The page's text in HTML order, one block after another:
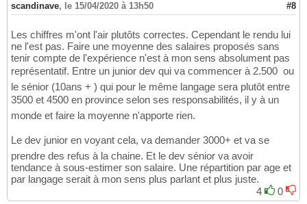
scandinave, le 15/04/2020 à 13h50 #8
Les chiffres m'ont l'air plutôts correctes. Cependant le rendu lui
ne l'est pas. Faire une moyenne des salaires proposés sans
tenir compte de l'expérience n'est à mon sens absolument pas
représentatif. Entre un junior dev qui va commencer à 2.500  ou
le sénior (10ans + ) qui pour le même langage sera plutôt entre
3500 et 4500 en province selon ses responsabilités, il y à un
monde et faire la moyenne n'apporte rien.
Le dev junior en voyant cela, va demander 3000+ et va se
prendre des refus à la chaine. Et le dev sénior va avoir
tendance à sous-estimer son salaire. Une répartition par age et
par langage serait à mon sens plus parlant et plus juste.
4
0